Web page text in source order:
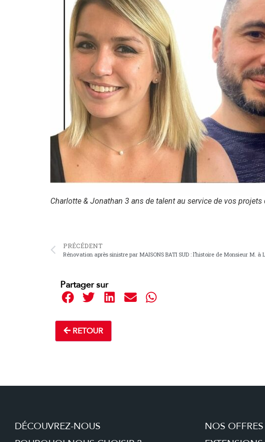
Charlotte & Jonathan 3 ans de talent au service de vos
PRÉCÉDENT
Rénovation après sinistre par MAISONS BATI SUD : l’histoire de Monsieur M. à
Partager sur
RETOUR
DÉCOUVREZ-NOUS
NOS OFFRES